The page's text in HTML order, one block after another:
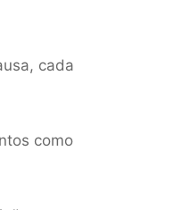
cada
como